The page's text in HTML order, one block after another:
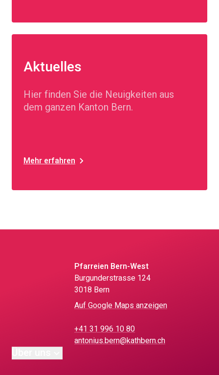
Aktuelles
Hier finden Sie die Neuigkeiten aus
dem ganzen Kanton Bern.
Mehr erfahren
Pfarreien Bern-West
Burgunderstrasse 124
3018 Bern
Auf Google Maps anzeigen
+41 31 996 10 80
antonius.bern@kathbern.ch